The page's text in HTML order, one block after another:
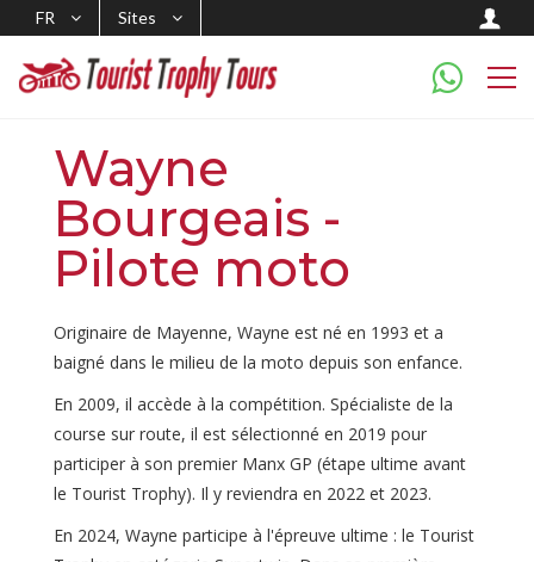
FR Sites
Wayne
Bourgeais -
Pilote moto
Originaire de Mayenne, Wayne est né en 1993 et a
baigné dans le milieu de la moto depuis son enfance.
En 2009, il accède à la compétition. Spécialiste de la
course sur route, il est sélectionné en 2019 pour
participer à son premier Manx GP (étape ultime avant
le Tourist Trophy). Il y reviendra en 2022 et 2023.
En 2024, Wayne participe à l'épreuve ultime : le Tourist